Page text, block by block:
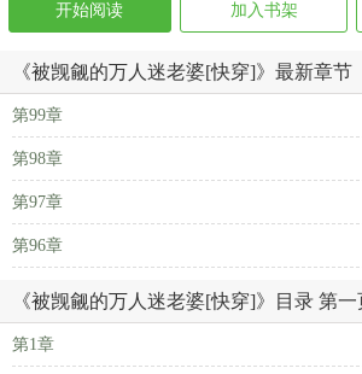
开始阅读 加入书架
《被觊觎的万人迷老婆[快穿]》最新章节
第99章
第98章
第97章
第96章
《被觊觎的万人迷老婆[快穿]》目录 第一
第1章